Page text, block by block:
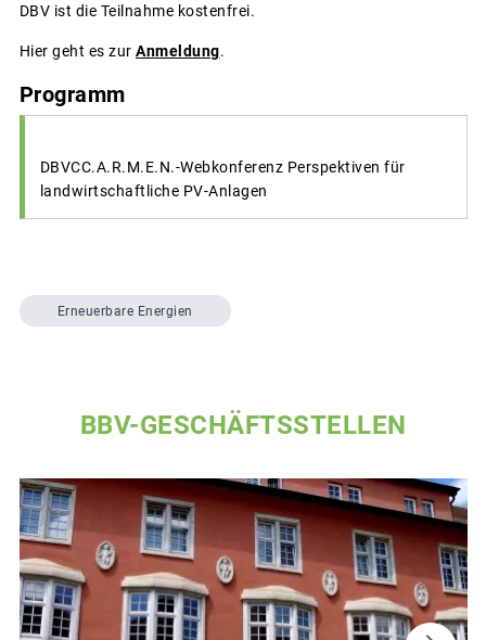
DBV ist die Teilnahme kostenfrei.
Hier geht es zur Anmeldung.
Programm
DBVCC.A.R.M.E.N.-Webkonferenz Perspektiven für
landwirtschaftliche PV-Anlagen
Erneuerbare Energien
BBV-GESCHÄFTSSTELLEN